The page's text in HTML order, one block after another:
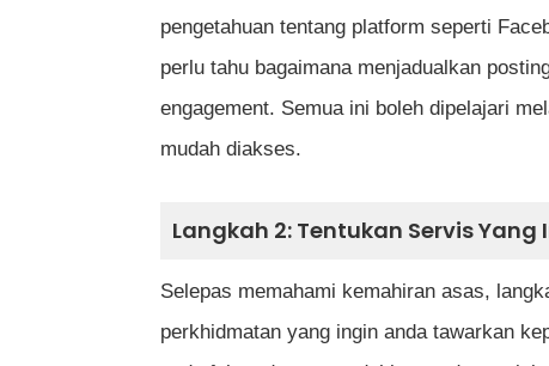
pengetahuan tentang platform seperti
perlu tahu bagaimana menjadualkan
engagement. Semua ini boleh dipelajari
mudah diakses.
Langkah 2: Tentukan Servis
Selepas memahami kemahiran asas,
perkhidmatan yang ingin anda tawarkan